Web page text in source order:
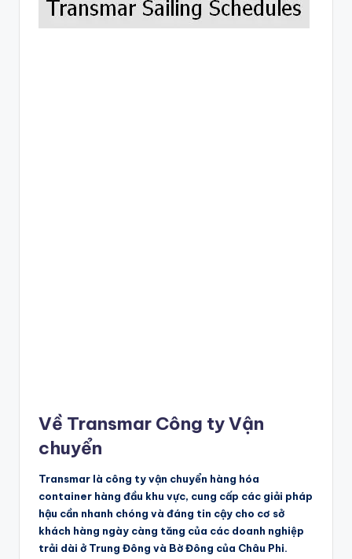
Về Transmar Công ty Vận
chuyển
Transmar là công ty vận chuyển hàng hóa
container hàng đầu khu vực, cung cấp các giải pháp
hậu cần nhanh chóng và đáng tin cậy cho cơ sở
khách hàng ngày càng tăng của các doanh nghiệp
trải dài ở Trung Đông và Bờ Đông của Châu Phi.